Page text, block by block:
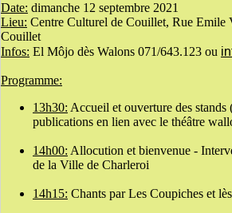
Date: dimanche 12 septembre 2021
Lieu: Centre Culturel de Couillet, Rue Emile
Couillet
Infos: El Môjo dès Walons 071/643.123 ou
Programme:
13h30: Accueil et ouverture des stands
publications en lien avec le théâtre
14h00: Allocution et bienvenue -
de la Ville de Charleroi
14h15: Chants par Les Coupiches et